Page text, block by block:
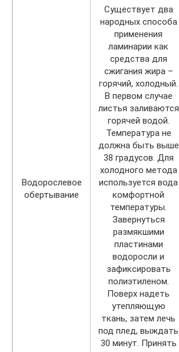
Водорослевое
обертывание
Существует два
народных способа
применения
ламинарии как
средства для
сжигания жира –
горячий, холодный.
В первом случае
листья заливаются
горячей водой.
Температура не
должна быть выше
38 градусов. Для
холодного метода
используется вода
комфортной
температуры.
Завернуться
размякшими
пластинами
водоросли и
зафиксировать
полиэтиленом.
Поверх надеть
утепляющую
ткань, затем лечь
под плед, выждать
30 минут. Принять